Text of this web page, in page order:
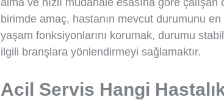
alma ve hızlı müdahale esasına göre çalışan
birimde amaç, hastanın mevcut durumunu
yaşam fonksiyonlarını korumak, durumu
ilgili branşlara yönlendirmeyi sağlamaktır.
Acil Servis Hangi